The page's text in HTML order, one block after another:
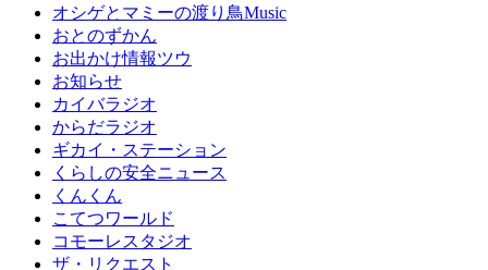
オシゲとマミーの渡り鳥Music
おとのずかん
お出かけ情報ツウ
お知らせ
カイバラジオ
からだラジオ
ギカイ・ステーション
くらしの安全ニュース
くんくん
こてつワールド
コモーレスタジオ
ザ・リクエスト